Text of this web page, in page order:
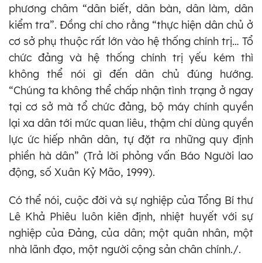
phương châm “dân biết, dân bàn, dân làm, dân
kiểm tra”. Đồng chí cho rằng “thực hiện dân chủ ở
cơ sở phụ thuộc rất lớn vào hệ thống chính trị… Tổ
chức đảng và hệ thống chính trị yếu kém thì
không thể nói gì đến dân chủ đúng hướng.
“Chúng ta không thể chấp nhận tình trạng ở ngay
tại cơ sở mà tổ chức đảng, bộ máy chính quyền
lại xa dân tới mức quan liêu, thậm chí dùng quyền
lực ức hiếp nhân dân, tự đặt ra những quy định
phiền hà dân” (Trả lời phỏng vấn Báo Người lao
động, số Xuân Kỷ Mão, 1999).
Có thể nói, cuộc đời và sự nghiệp của Tổng Bí thư
Lê Khả Phiêu luôn kiên định, nhiệt huyết với sự
nghiệp của Đảng, của dân; một quân nhân, một
nhà lãnh đạo, một người cộng sản chân chính./.